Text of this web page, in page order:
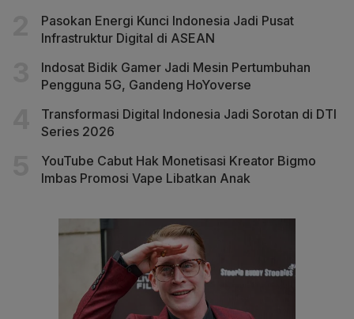
Pasokan Energi Kunci Indonesia Jadi Pusat
Infrastruktur Digital di ASEAN
Indosat Bidik Gamer Jadi Mesin Pertumbuhan
Pengguna 5G, Gandeng HoYoverse
Transformasi Digital Indonesia Jadi Sorotan di DTI
Series 2026
YouTube Cabut Hak Monetisasi Kreator Bigmo
Imbas Promosi Vape Libatkan Anak